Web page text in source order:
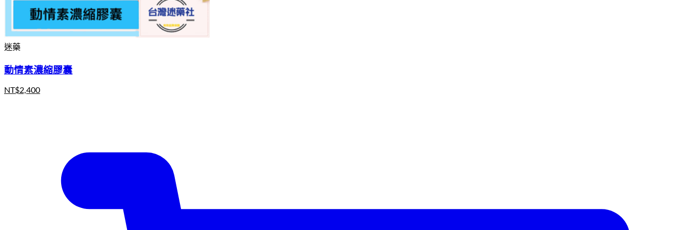
迷藥
動情素濃縮膠囊
NT$2,400